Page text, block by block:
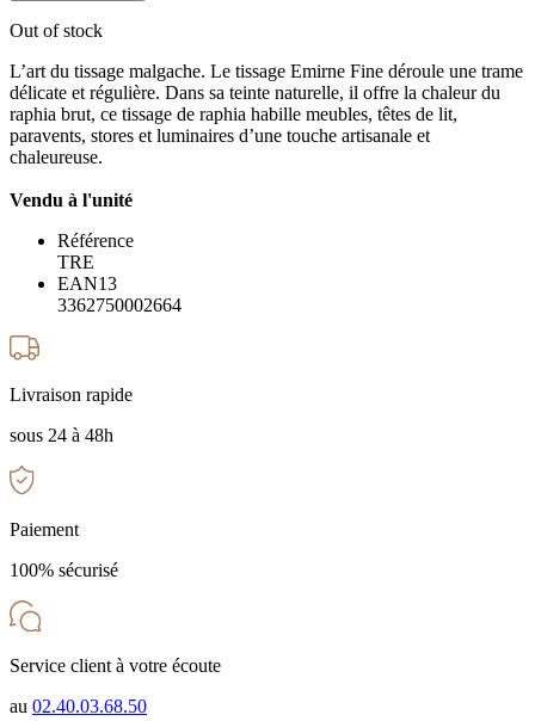
Out of stock
L’art du tissage malgache. Le tissage Emirne Fine déroule une trame
délicate et régulière. Dans sa teinte naturelle, il offre la chaleur du
raphia brut, ce tissage de raphia habille meubles, têtes de lit,
paravents, stores et luminaires d’une touche artisanale et
chaleureuse.
Vendu à l'unité
Référence
TRE
EAN13
3362750002664
Livraison rapide
sous 24 à 48h
Paiement
100% sécurisé
Service client à votre écoute
au 02.40.03.68.50